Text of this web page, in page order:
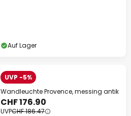
Auf Lager
UVP -5%
Wandleuchte Provence, messing antik
CHF 176.90
UVPCHF 186.47